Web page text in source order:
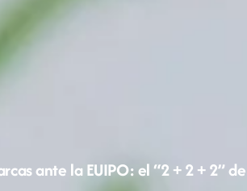
ante la EUIPO: el “2 + 2 + 2”